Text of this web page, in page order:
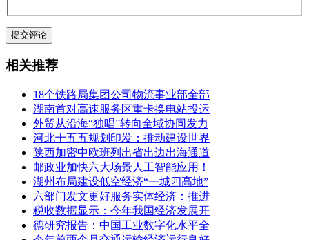
相关推荐
18个铁路局集团公司物流事业部全部
湖南首对高速服务区重卡换电站投运
外贸从沿海“独唱”转向全域协同发力
河北十五五规划印发：推动建设世界
陕西加密中欧班列出省出边出海通道
邮政业加快六大场景人工智能应用！
湖州布局建设低空经济“一城四高地”
六部门发文更好服务实体经济：推进
税收数据显示：今年我国经济发展开
德研究报告：中国工业数字化水平全